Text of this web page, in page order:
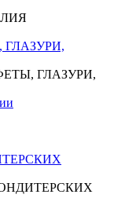
ГЛАЗУРИ,